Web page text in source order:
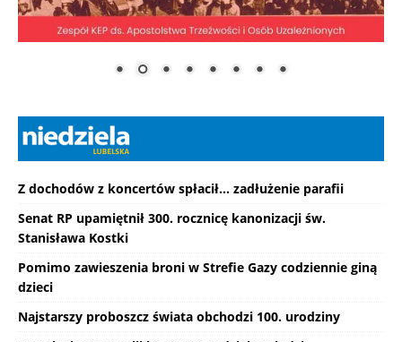
Z dochodów z koncertów spłacił... zadłużenie parafii
Senat RP upamiętnił 300. rocznicę kanonizacji św.
Stanisława Kostki
Pomimo zawieszenia broni w Strefie Gazy codziennie giną
dzieci
Najstarszy proboszcz świata obchodzi 100. urodziny